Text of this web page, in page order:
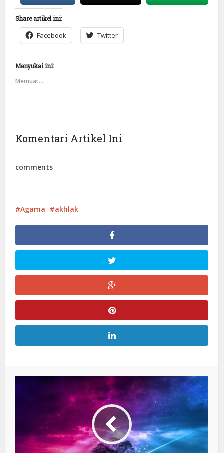
Share artikel ini:
Facebook Twitter
Menyukai ini:
Memuat...
Komentari Artikel Ini
comments
Agama akhlak